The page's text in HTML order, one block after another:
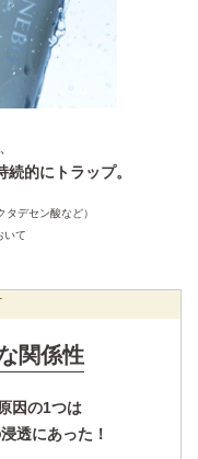
続的にトラップ。
デセン酸など）
いて
関係性
因の1つは
透にあった！